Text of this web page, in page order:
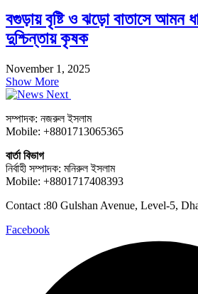
বগুড়ায় বৃষ্টি ও ঝড়ো বাতাসে আমন
দুশ্চিন্তায় কৃষক
November 1, 2025
Show More
সম্পাদক: নজরুল ইসলাম
Mobile: +8801713065365
বার্তা বিভাগ
নির্বাহী সম্পাদক: মনিরুল ইসলাম
Mobile: +8801717408393
Contact :80 Gulshan Avenue, Level-5,
Facebook